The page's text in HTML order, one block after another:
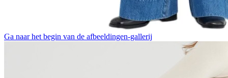
Ga naar het begin van de afbeeldingen-gallerij